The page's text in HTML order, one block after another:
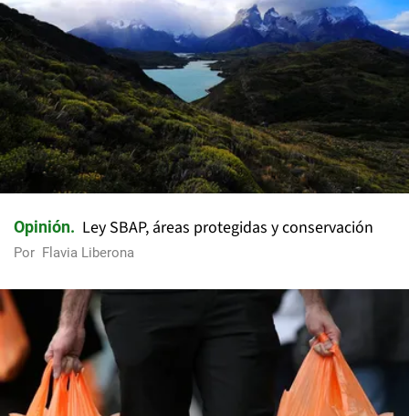
Opinión Ley SBAP, áreas protegidas y conservación
Por Flavia Liberona